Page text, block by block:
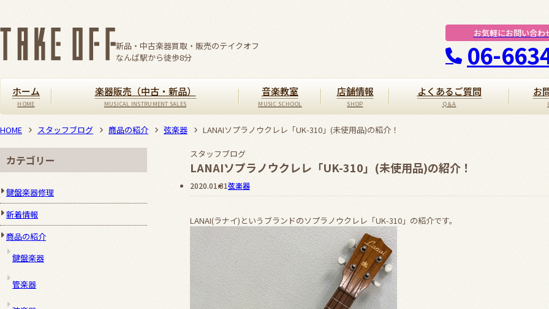
新品・中古楽器買取・販売のテイクオフ
なんば駅から徒歩8分
お気軽にお問い合わ
06-
ホーム 楽器販売（中古・新品） 音楽教室 店舗情報 よくあるご質問 お
HOME スタッフブログ 商品の紹介 弦楽器 LANAIソプラノウクレレ「UK-310」(未使用品)の紹介！
スタッフブログ
LANAIソプラノウクレレ「UK-310」(未使用品)の紹介！
2020.01.31弦楽器
LANAI(ラナイ)というブランドのソプラノウクレレ「UK-310」の紹介です。
カテゴリー
鍵盤楽器修理
新着情報
商品の紹介
鍵盤楽器
管楽器